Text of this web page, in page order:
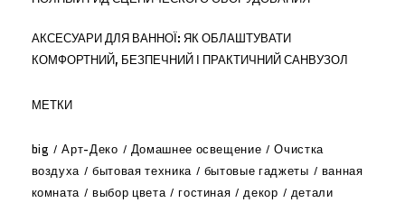
АКСЕСУАРИ ДЛЯ ВАННОЇ: ЯК ОБЛАШТУВАТИ
КОМФОРТНИЙ, БЕЗПЕЧНИЙ І ПРАКТИЧНИЙ САНВУЗОЛ
МЕТКИ
big Арт-Деко Домашнее освещение
Очистка
воздуха
бытовая техника бытовые гаджеты
ванная
комната
выбор цвета гостиная декор
детали